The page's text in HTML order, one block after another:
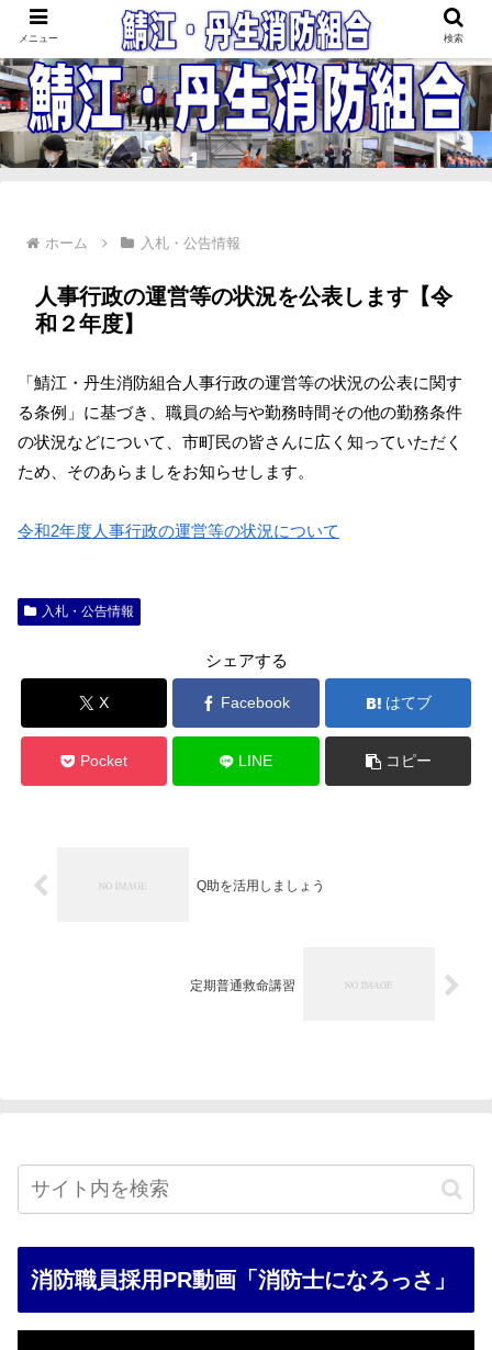
鯖江・丹生消防組合
ホーム 入札・公告情報
人事行政の運営等の状況を公表します【令
和２年度】
「鯖江・丹生消防組合人事行政の運営等の状況の公表に関す
る条例」に基づき、職員の給与や勤務時間その他の勤務条件
の状況などについて、市町民の皆さんに広く知っていただく
ため、そのあらましをお知らせします。
令和2年度人事行政の運営等の状況について
入札・公告情報
シェアする
X Facebook はてブ
Pocket LINE コピー
Q助を活用しましょう
定期普通救命講習
消防職員採用PR動画「消防士になろっさ」
メニュー 検索